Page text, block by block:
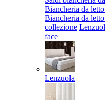
Biancheria da
Biancheria da
collezione
face
Lenzuola